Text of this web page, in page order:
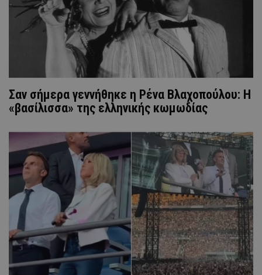
Σαν σήμερα γεννήθηκε η Ρένα Βλαχοπούλου: Η
«βασίλισσα» της ελληνικής κωμωδίας